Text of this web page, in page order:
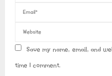
Save my name, email, and
time I comment.